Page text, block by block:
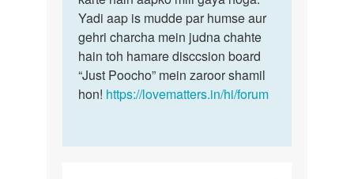
just
namastey
..
by
Anonymous
aapke
picle
Yadi aap is mudde par humse aur
gehri charcha mein judna chahte
hain toh hamare disccsion board
“Just Poocho” mein zaroor shamil
hon! https://lovematters.in/hi/forum